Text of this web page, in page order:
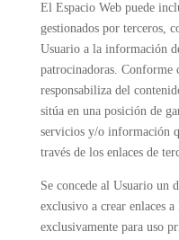
El Espacio Web puede
gestionados por terceros,
Usuario a la información
patrocinadoras. Conforme
responsabiliza del
sitúa en una posición de
servicios y/o información
través de los enlaces de
Se concede al Usuario un
exclusivo a crear enlaces
exclusivamente para uso